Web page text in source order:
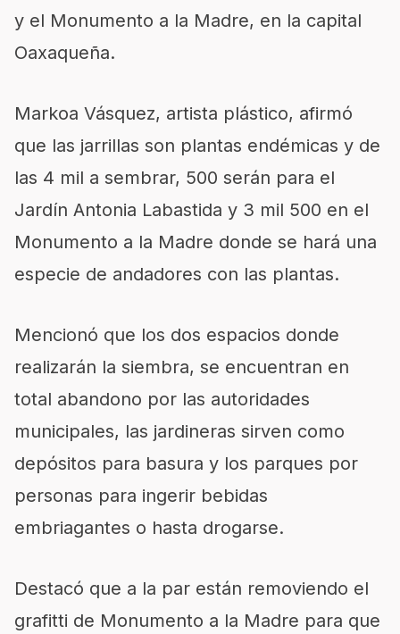
y el Monumento a la Madre, en la capital
Oaxaqueña.
Markoa Vásquez, artista plástico, afirmó
que las jarrillas son plantas endémicas y de
las 4 mil a sembrar, 500 serán para el
Jardín Antonia Labastida y 3 mil 500 en el
Monumento a la Madre donde se hará una
especie de andadores con las plantas.
Mencionó que los dos espacios donde
realizarán la siembra, se encuentran en
total abandono por las autoridades
municipales, las jardineras sirven como
depósitos para basura y los parques por
personas para ingerir bebidas
embriagantes o hasta drogarse.
Destacó que a la par están removiendo el
grafitti de Monumento a la Madre para que